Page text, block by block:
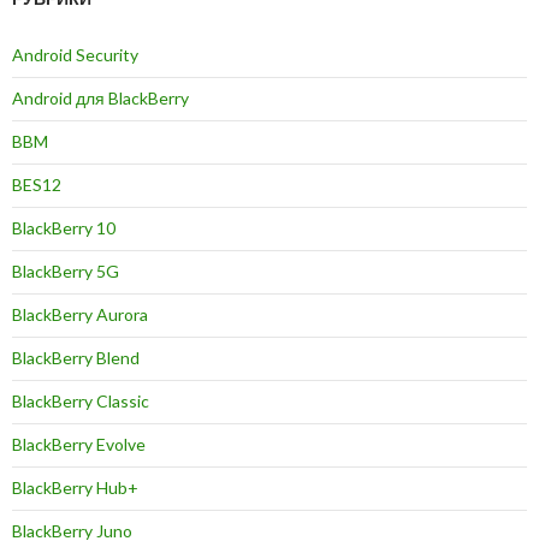
Android Security
Android для BlackBerry
BBM
BES12
BlackBerry 10
BlackBerry 5G
BlackBerry Aurora
BlackBerry Blend
BlackBerry Classic
BlackBerry Evolve
BlackBerry Hub+
BlackBerry Juno